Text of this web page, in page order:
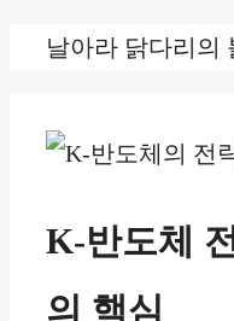
날아라 닭다리의
K-반도체
의 핵심